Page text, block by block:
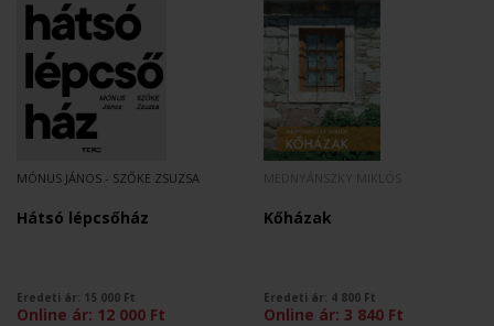
MÓNUS JÁNOS - SZŐKE ZSUZSA
Hátsó lépcsőház
Eredeti ár: 15 000 Ft
Online ár: 12 000 Ft
Kőházak
Eredeti ár: 4 800 Ft
Online ár: 3 840 Ft